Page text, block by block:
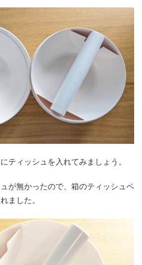
ティッシュを入れてみましょう。
が無かったので、箱のティッシュペ
ました。